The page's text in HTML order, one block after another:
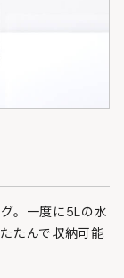
。一度に5Lの水
たんで収納可能